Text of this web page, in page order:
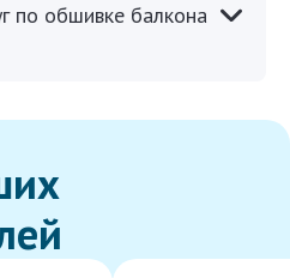
по обшивке балкона